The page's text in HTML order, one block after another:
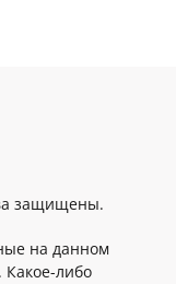
защищены.
на данном
Какое-либо